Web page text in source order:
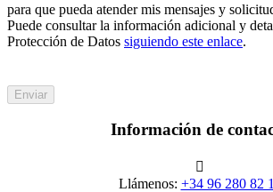
para que pueda atender mis mensajes y
Puede consultar la información adicional y
Protección de Datos siguiendo este enlace.
Enviar
Información de

Llámenos: +34 96 280 82